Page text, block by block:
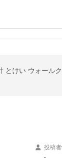
けい ウォールク
投稿
-